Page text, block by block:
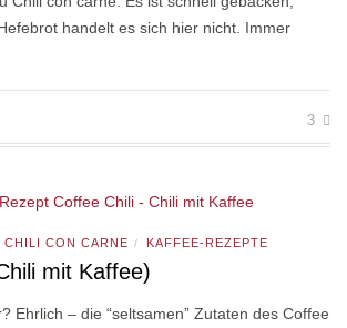
handelt es sich hier nicht. Immer
3
CHILI CON CARNE / KAFFEE-REZEPTE
mit Kaffee)
Ehrlich – die “seltsamen” Zutaten des Coffee